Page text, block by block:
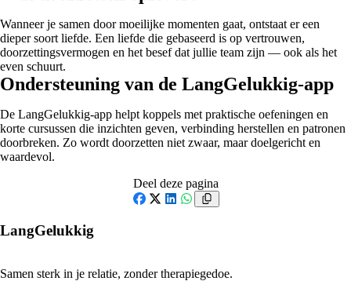
Wanneer je samen door moeilijke momenten gaat, ontstaat er een
dieper soort liefde. Een liefde die gebaseerd is op vertrouwen,
doorzettingsvermogen en het besef dat jullie team zijn — ook als het
even schuurt.
Ondersteuning van de LangGelukkig-app
De LangGelukkig-app helpt koppels met praktische oefeningen en
korte cursussen die inzichten geven, verbinding herstellen en patronen
doorbreken. Zo wordt doorzetten niet zwaar, maar doelgericht en
waardevol.
Deel deze pagina
LangGelukkig
Samen sterk in je relatie, zonder therapiegedoe.